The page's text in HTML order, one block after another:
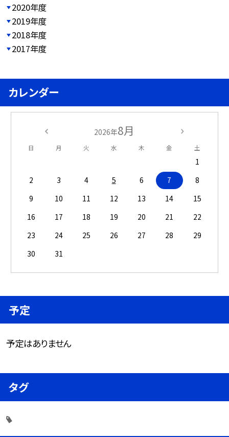
2020年度
2019年度
2018年度
2017年度
カレンダー
2026年8月
日 月 火 水 木 金 土
1
2
3 4 5 6 7
8
9
10 11 12 13 14
15
16
17 18 19 20 21
22
23
24 25 26 27 28
29
30
31
予定
予定はありません
タグ